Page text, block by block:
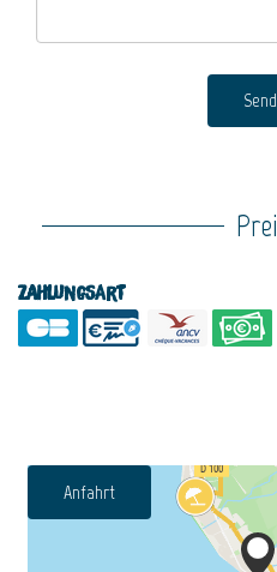
Zahlungsart
Anfahrt